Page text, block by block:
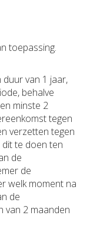
toepassing.
van 1 jaar,
behalve
minste 2
tegen
verzetten tegen
dit te doen ten
de
de
welk moment na
de
van 2 maanden